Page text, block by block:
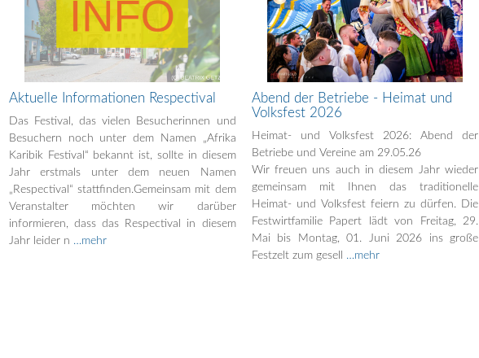
Aktuelle Informationen Respectival
Das Festival, das vielen Besucherinnen und
Besuchern noch unter dem Namen „Afrika
Karibik Festival“ bekannt ist, sollte in diesem
Jahr erstmals unter dem neuen Namen
„Respectival“ stattfinden.Gemeinsam mit dem
Veranstalter möchten wir darüber
informieren, dass das Respectival in diesem
Jahr leider n …mehr
Abend der Betriebe - Heimat und
Volksfest 2026
Heimat- und Volksfest 2026: Abend der
Betriebe und Vereine am 29.05.26
Wir freuen uns auch in diesem Jahr wieder
gemeinsam mit Ihnen das traditionelle
Heimat- und Volksfest feiern zu dürfen. Die
Festwirtfamilie Papert lädt von Freitag, 29.
Mai bis Montag, 01. Juni 2026 ins große
Festzelt zum gesell
…mehr